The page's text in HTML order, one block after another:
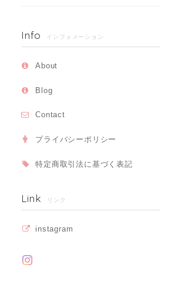
Info インフォメーション
About
Blog
Contact
プライバシーポリシー
特定商取引法に基づく表記
Link リンク
instagram